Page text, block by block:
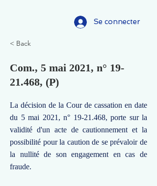
Se connecter
< Back
Com., 5 mai 2021, n° 19-
21.468, (P)
La décision de la Cour de cassation en date
du 5 mai 2021, n° 19-21.468, porte sur la
validité d'un acte de cautionnement et la
possibilité pour la caution de se prévaloir de
la nullité de son engagement en cas de
fraude.